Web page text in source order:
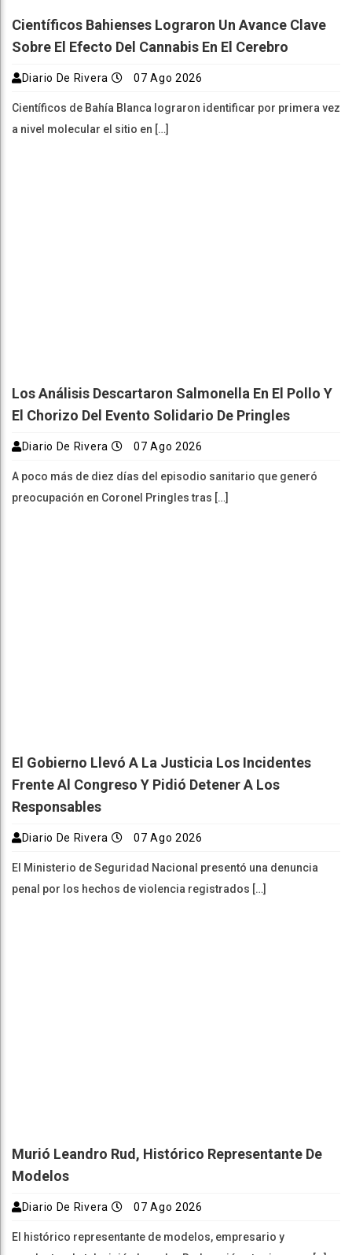
Científicos Bahienses Lograron Un Avance Clave
Sobre El Efecto Del Cannabis En El Cerebro
Diario De Rivera 07 Ago 2026
Científicos de Bahía Blanca lograron identificar por primera vez
a nivel molecular el sitio en […]
Los Análisis Descartaron Salmonella En El Pollo Y
El Chorizo Del Evento Solidario De Pringles
Diario De Rivera 07 Ago 2026
A poco más de diez días del episodio sanitario que generó
preocupación en Coronel Pringles tras […]
El Gobierno Llevó A La Justicia Los Incidentes
Frente Al Congreso Y Pidió Detener A Los
Responsables
Diario De Rivera 07 Ago 2026
El Ministerio de Seguridad Nacional presentó una denuncia
penal por los hechos de violencia registrados […]
Murió Leandro Rud, Histórico Representante De
Modelos
Diario De Rivera 07 Ago 2026
El histórico representante de modelos, empresario y